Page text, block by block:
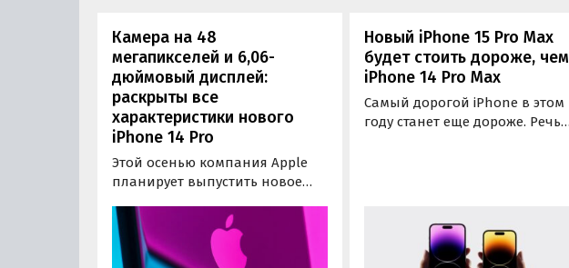
Камера на 48
мегапикселей и 6,06-
дюймовый дисплей:
раскрыты все
характеристики нового
iPhone 14 Pro
Этой осенью компания Apple
планирует выпустить новое
iPhone. В линейку iPhone 14
может выйти в четырех
модификациях,
Новый iPhone 15 Pro Max
будет стоить дороже, чем
iPhone 14 Pro Max
Самый дорогой iPhone в этом
году станет еще дороже. Речь